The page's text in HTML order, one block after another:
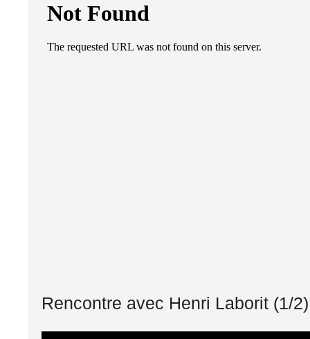
Rencontre avec Henri Laborit (1/2)